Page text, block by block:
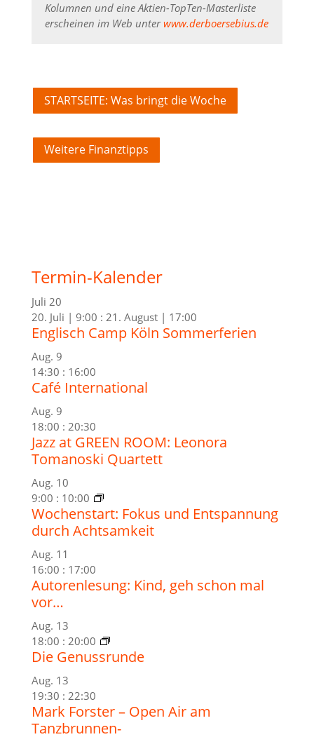
Kolumnen und eine Aktien-TopTen-Masterliste
erscheinen im Web unterwww.derboersebius.de
STARTSEITE: Was bringt die Woche
Weitere Finanztipps
Termin-Kalender
Juli 20
20. Juli | 9:00 : 21. August | 17:00
Englisch Camp Köln Sommerferien
Aug. 9
14:30 : 16:00
Café International
Aug. 9
18:00 : 20:30
Jazz at GREEN ROOM: Leonora
Tomanoski Quartett
Aug. 10
9:00 : 10:00
Wochenstart: Fokus und Entspannung
durch Achtsamkeit
Aug. 11
16:00 : 17:00
Autorenlesung: Kind, geh schon mal
vor…
Aug. 13
18:00 : 20:00
Die Genussrunde
Aug. 13
19:30 : 22:30
Mark Forster – Open Air am
Tanzbrunnen-